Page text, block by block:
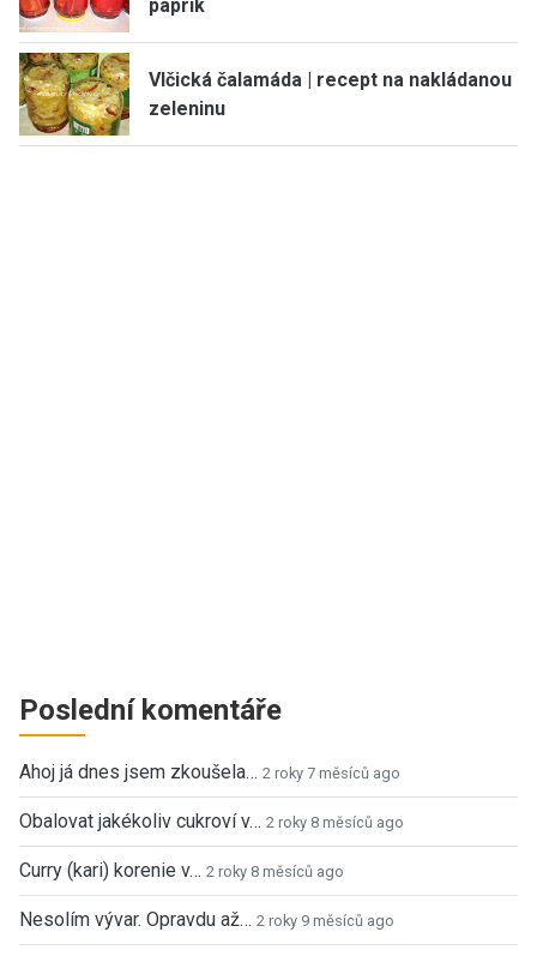
paprik
Vlčická čalamáda | recept na nakládanou
zeleninu
Poslední komentáře
Ahoj já dnes jsem zkoušela… 2 roky 7 měsíců ago
Obalovat jakékoliv cukroví v… 2 roky 8 měsíců ago
Curry (kari) korenie v… 2 roky 8 měsíců ago
Nesolím vývar. Opravdu až… 2 roky 9 měsíců ago